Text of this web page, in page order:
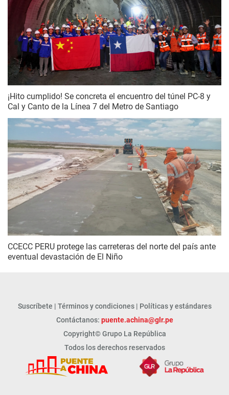
¡Hito cumplido! Se concreta el encuentro del túnel PC-8 y
Cal y Canto de la Línea 7 del Metro de Santiago
CCECC PERU protege las carreteras del norte del país ante
eventual devastación de El Niño
Suscríbete | Términos y condiciones| Políticas y estándares
Contáctanos: puente.achina@glr.pe
Copyright© Grupo La República
Todos los derechos reservados